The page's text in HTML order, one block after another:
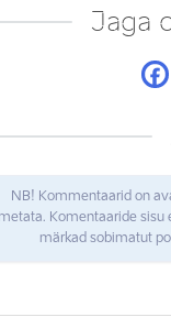
Jaga
NB! Kommentaarid on
Komentaaride sisu
märkad sobimatut